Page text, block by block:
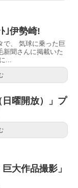
｣伊勢崎!
で、 気球に乗った巨
新聞さんに掲載いた
...
曜開放）」プ
大作品撮影」